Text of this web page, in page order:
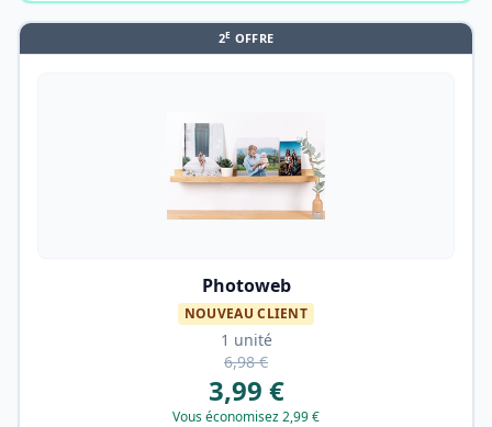
2E OFFRE
Photoweb
NOUVEAU CLIENT
1 unité
6,98 €
3,99 €
Vous économisez 2,99 €